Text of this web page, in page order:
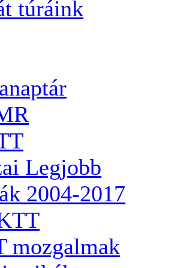
túráink
Legjobb
2004-2017
mozgalmak